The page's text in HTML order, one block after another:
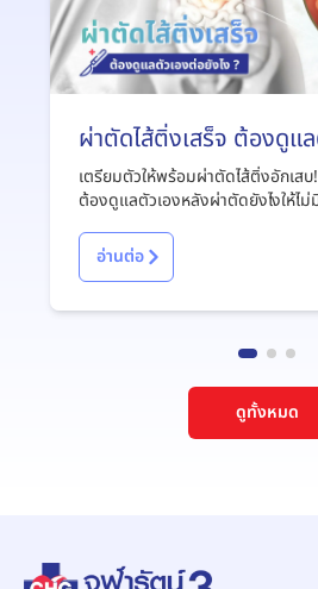
ผ่าตัดไส้ติ่งเสร็จ ต้องดูแ
?
เตรียมตัวให้พร้อมผ่าตัดไส้ติ่งอักเส
ต้องดูแลตัวเองหลังผ่าตัดยังไงให้ไ
อ่านต่อ
ดูทั้งหมด